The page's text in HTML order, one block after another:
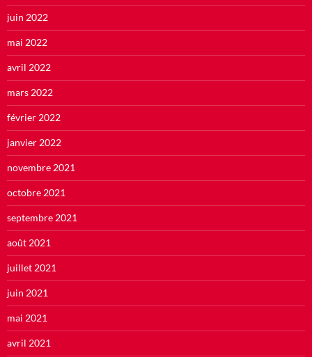
juin 2022
mai 2022
avril 2022
mars 2022
février 2022
janvier 2022
novembre 2021
octobre 2021
septembre 2021
août 2021
juillet 2021
juin 2021
mai 2021
avril 2021